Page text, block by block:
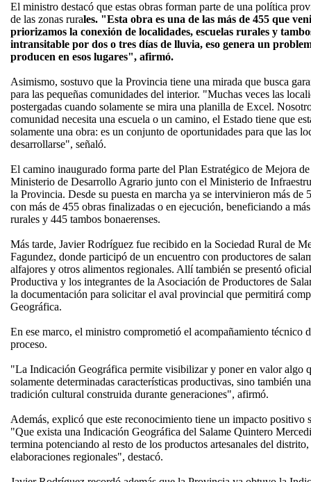
El ministro destacó que estas obras forman parte de una política
de las zonas rurales. "Esta obra es una de las más de 455 que
priorizamos la conexión de localidades, escuelas rurales y
intransitable por dos o tres días de lluvia, eso genera un
producen en esos lugares", afirmó.
Asimismo, sostuvo que la Provincia tiene una mirada que busca
para las pequeñas comunidades del interior. "Muchas veces las
postergadas cuando solamente se mira una planilla de Excel.
comunidad necesita una escuela o un camino, el Estado tiene que
solamente una obra: es un conjunto de oportunidades para que las
desarrollarse", señaló.
El camino inaugurado forma parte del Plan Estratégico de Mejora
Ministerio de Desarrollo Agrario junto con el Ministerio de
la Provincia. Desde su puesta en marcha ya se intervinieron más de
con más de 455 obras finalizadas o en ejecución, beneficiando a
rurales y 445 tambos bonaerenses.
Más tarde, Javier Rodríguez fue recibido en la Sociedad Rural de
Fagundez, donde participó de un encuentro con productores de
alfajores y otros alimentos regionales. Allí también se presentó
Productiva y los integrantes de la Asociación de Productores de
la documentación para solicitar el aval provincial que permitirá
Geográfica.
En ese marco, el ministro comprometió el acompañamiento técnico
proceso.
"La Indicación Geográfica permite visibilizar y poner en valor algo
solamente determinadas características productivas, sino también
tradición cultural construida durante generaciones", afirmó.
Además, explicó que este reconocimiento tiene un impacto positivo
"Que exista una Indicación Geográfica del Salame Quintero
termina potenciando al resto de los productos artesanales del
elaboraciones regionales", destacó.